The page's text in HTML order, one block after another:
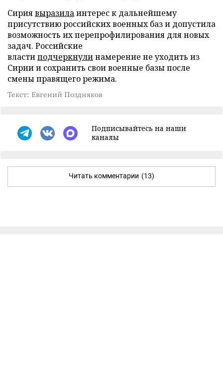
Сириявыразилаинтерес к дальнейшему
присутствию российских военных баз и допустила
возможность их перепрофилирования для новых
задач. Российские
властиподчеркнулинамерение не уходить из
Сирии и сохранить свои военные базы после
смены правящего режима.
Текст: Евгений Поздняков
Подписывайтесь на наши
каналы
Читать комментарии (13)